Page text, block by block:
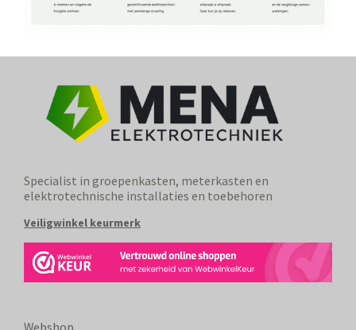
Specialist in groepenkasten, meterkasten en
elektrotechnische installaties en toebehoren
Veiligwinkel keurmerk